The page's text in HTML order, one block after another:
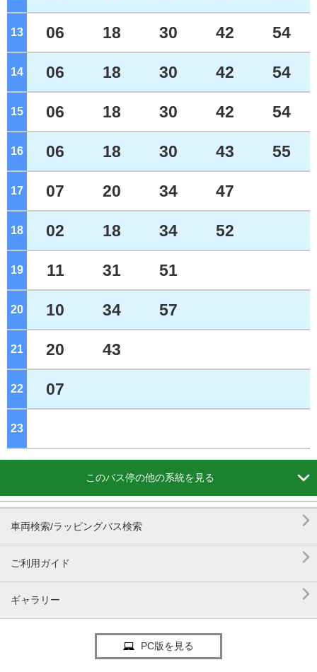
13 06 18 30 42 54
14 06 18 30 42 54
15 06 18 30 42 54
16 06 18 30 43 55
17 07 20 34 47
18 02 18 34 52
19 11 31 51
20 10 34 57
21 20 43
22 07
23
このバス停の他の系統を見る 
車両検索/ラッピングバス検索 
ご利用ガイド 
ギャラリー 
PC版を見る